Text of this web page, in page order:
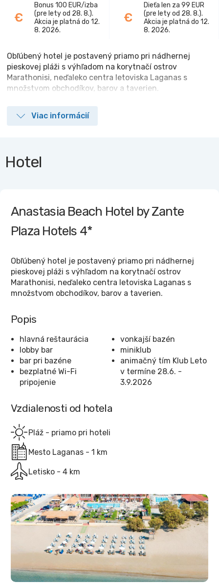
€
Bonus 100 EUR/izba
(pre lety od 28. 8.).
Akcia je platná do 12.
8. 2026.
€
Dieťa len za 99 EUR
(pre lety od 28. 8.).
Akcia je platná do 12.
8. 2026.
Obľúbený hotel je postavený priamo pri nádhernej
pieskovej pláži s výhľadom na korytnačí ostrov
Marathonisi, neďaleko centra letoviska Laganas s
množstvom obchodíkov, barov a taverien.
Viac informácií
Hotel
Anastasia Beach Hotel by Zante
Plaza Hotels 4*
Obľúbený hotel je postavený priamo pri nádhernej
pieskovej pláži s výhľadom na korytnačí ostrov
Marathonisi, neďaleko centra letoviska Laganas s
množstvom obchodíkov, barov a taverien.
Popis
hlavná reštaurácia
lobby bar
bar pri bazéne
bezplatné Wi-Fi
pripojenie
vonkajší bazén
miniklub
animačný tím Klub Leto
v termíne 28.6. -
3.9.2026
Vzdialenosti od hotela
Pláž - priamo pri hoteli
Mesto Laganas - 1 km
Letisko - 4 km